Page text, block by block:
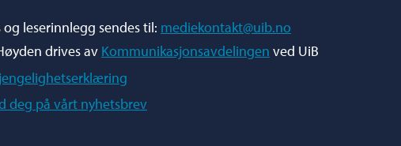
og leserinnlegg sendes til: mediekontakt@uib.no
drives av Kommunikasjonsavdelingen ved UiB
deg på vårt nyhetsbrev